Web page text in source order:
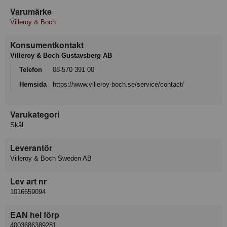
Varumärke
Villeroy & Boch
Konsumentkontakt
Villeroy & Boch Gustavsberg AB
Telefon
08-570 391 00
Hemsida
https://www.villeroy-boch.se/service/contact/
Varukategori
Skål
Leverantör
Villeroy & Boch Sweden AB
Lev art nr
1016659094
EAN hel förp
4003686389281